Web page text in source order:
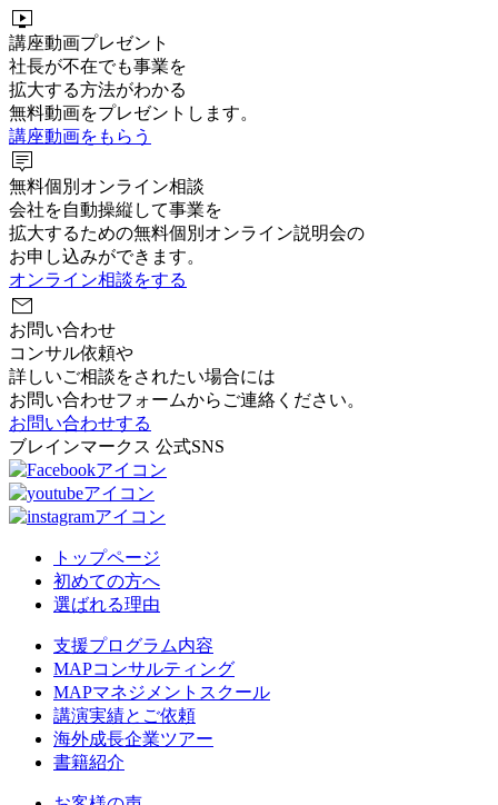
live_tv
講座動画プレゼント
社長が不在でも事業を
拡大する方法がわかる
無料動画をプレゼントします。
講座動画をもらう
tooltip_2
無料個別オンライン相談
会社を自動操縦して事業を
拡大するための無料個別オンライン説明会の
お申し込みができます。
オンライン相談をする
mail
お問い合わせ
コンサル依頼や
詳しいご相談をされたい場合には
お問い合わせフォームからご連絡ください。
お問い合わせする
ブレインマークス 公式SNS
トップページ
初めての方へ
選ばれる理由
支援プログラム内容
MAPコンサルティング
MAPマネジメントスクール
講演実績とご依頼
海外成長企業ツアー
書籍紹介